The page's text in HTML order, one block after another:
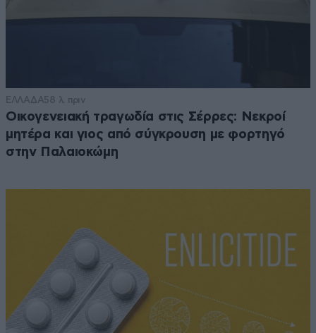
ΕΛΛΑΔΑ58 λ. πριν
Οικογενειακή τραγωδία στις Σέρρες: Νεκροί
μητέρα και γιος από σύγκρουση με φορτηγό
στην Παλαιοκώμη